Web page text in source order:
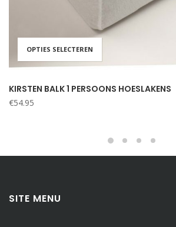
OPTIES SELECTEREN
KIRSTEN BALK 1 PERSOONS HOESLAKENS
€54.95
SITE MENU